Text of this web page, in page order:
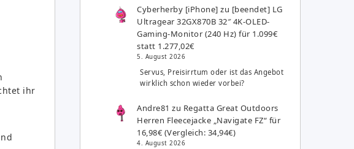
ihr
Cyberherby [iPhone] zu [beendet] LG
Ultragear 32GX870B 32″ 4K-OLED-
Gaming-Monitor (240 Hz) für 1.099€
statt 1.277,02€
5. August 2026
Servus, Preisirrtum oder ist das Angebot
wirklich schon wieder vorbei?
Andre81 zu Regatta Great Outdoors
Herren Fleecejacke „Navigate FZ“ für
16,98€ (Vergleich: 34,94€)
4. August 2026